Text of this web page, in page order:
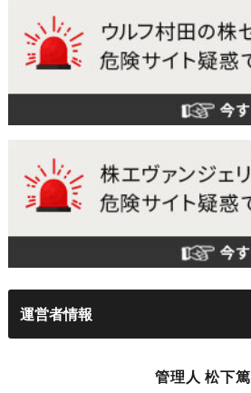
運営者情報
管理人 松下篤